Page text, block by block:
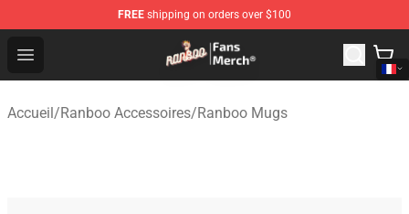
FREE shipping on orders over $100
Open menu
Ranboo Store - Official Ranboo Merchandise Shop
Accueil/Ranboo Accessoires/Ranboo Mugs